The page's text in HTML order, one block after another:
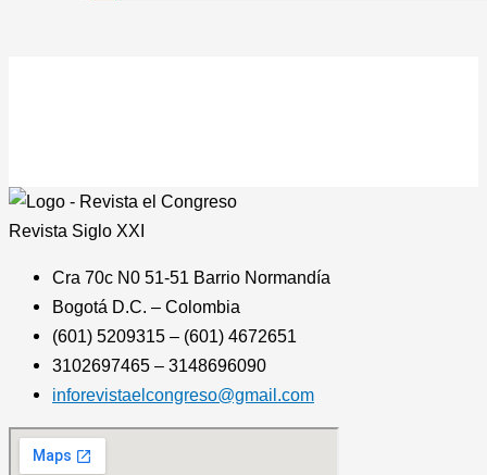
Revista Siglo XXI
Cra 70c N0 51-51 Barrio Normandía
Bogotá D.C. – Colombia
(601) 5209315 – (601) 4672651
3102697465 – 3148696090
inforevistaelcongreso@gmail.com